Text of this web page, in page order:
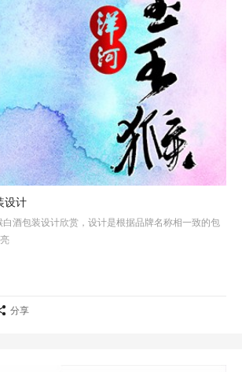
设计
酒包装设计欣赏，设计是根据品牌名称相一致的包
分享